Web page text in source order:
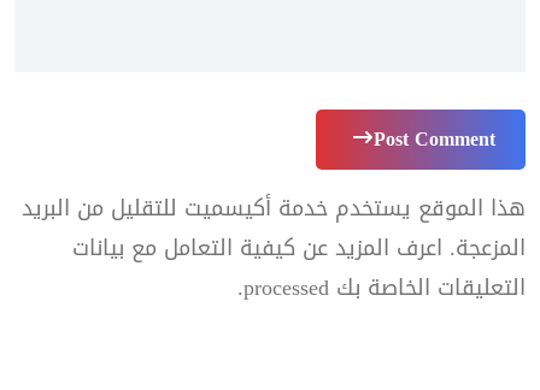
Post Comment
هذا الموقع يستخدم خدمة أكيسميت للتقليل من البريد
المزعجة. اعرف المزيد عن كيفية التعامل مع بيانات
التعليقات الخاصة بك processed
.